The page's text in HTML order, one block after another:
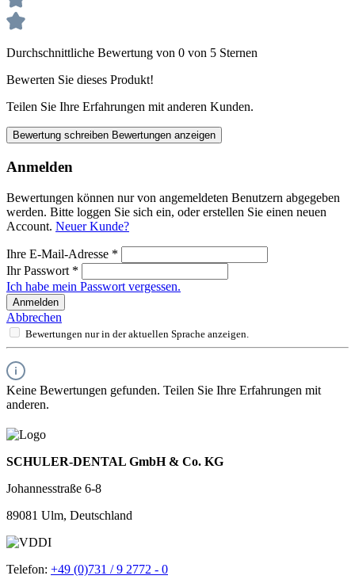
Durchschnittliche Bewertung von 0 von 5 Sternen
Bewerten Sie dieses Produkt!
Teilen Sie Ihre Erfahrungen mit anderen Kunden.
Bewertung schreiben Bewertungen anzeigen
Anmelden
Bewertungen können nur von angemeldeten Benutzern abgegeben
werden. Bitte loggen Sie sich ein, oder erstellen Sie einen neuen
Account. Neuer Kunde?
Ihre E-Mail-Adresse *
Ihr Passwort *
Ich habe mein Passwort vergessen.
Anmelden
Abbrechen
Bewertungen nur in der aktuellen Sprache anzeigen.
Keine Bewertungen gefunden. Teilen Sie Ihre Erfahrungen mit
anderen.
SCHULER-DENTAL GmbH & Co. KG
Johannesstraße 6-8
89081 Ulm, Deutschland
Telefon: +49 (0)731 / 9 2772 - 0